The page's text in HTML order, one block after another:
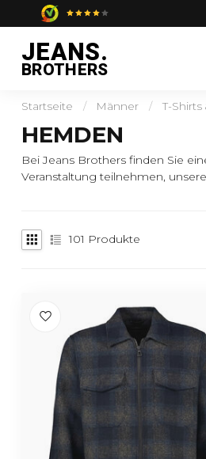
JEANS.
BROTHERS
Startseite / Männer / T-Shirts
HEMDEN
Bei Jeans Brothers finden Sie
Veranstaltung teilnehmen,
101 Produkte